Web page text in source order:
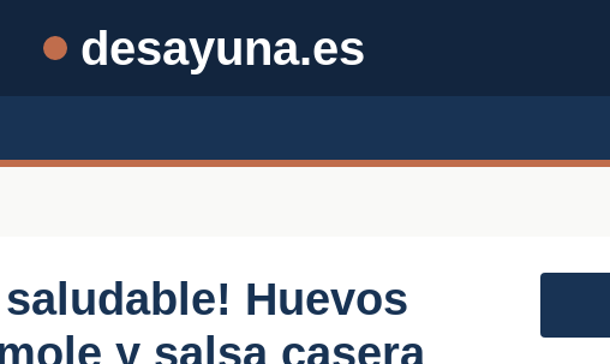
desayuna.es
Huevos
y salsa casera